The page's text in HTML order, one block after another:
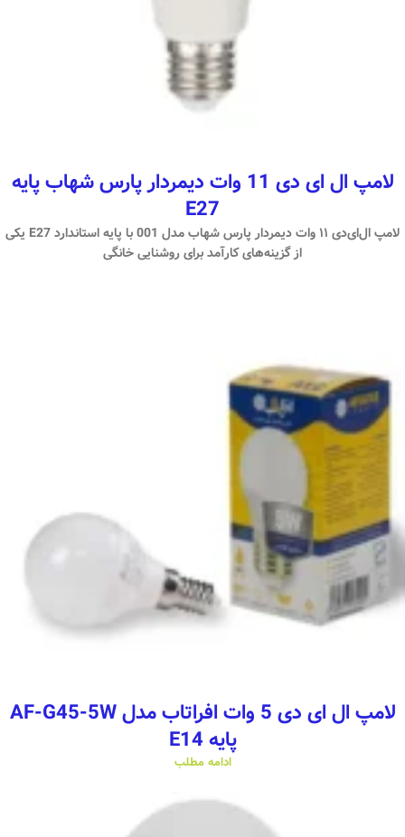
لامپ ال ای دی 11 وات دیمردار پارس شهاب پایه
E27
لامپ ال‌ای‌دی ۱۱ وات دیمردار پارس شهاب مدل 001 با پایه استاندارد E27 یکی
از گزینه‌های کارآمد برای روشنایی خانگی
لامپ ال ای دی 5 وات افراتاب مدل AF-G45-5W
پایه E14
ادامه مطلب